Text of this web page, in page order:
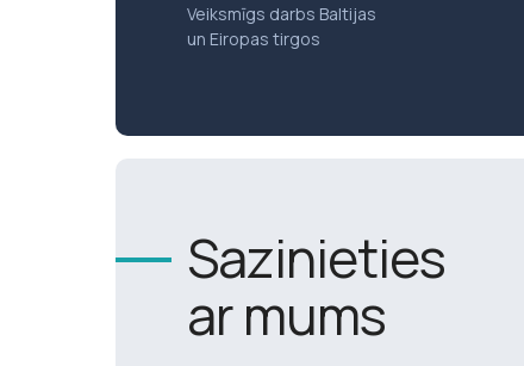
Veiksmīgs darbs Baltijas
un Eiropas tirgos
Sazinieties
ar mums